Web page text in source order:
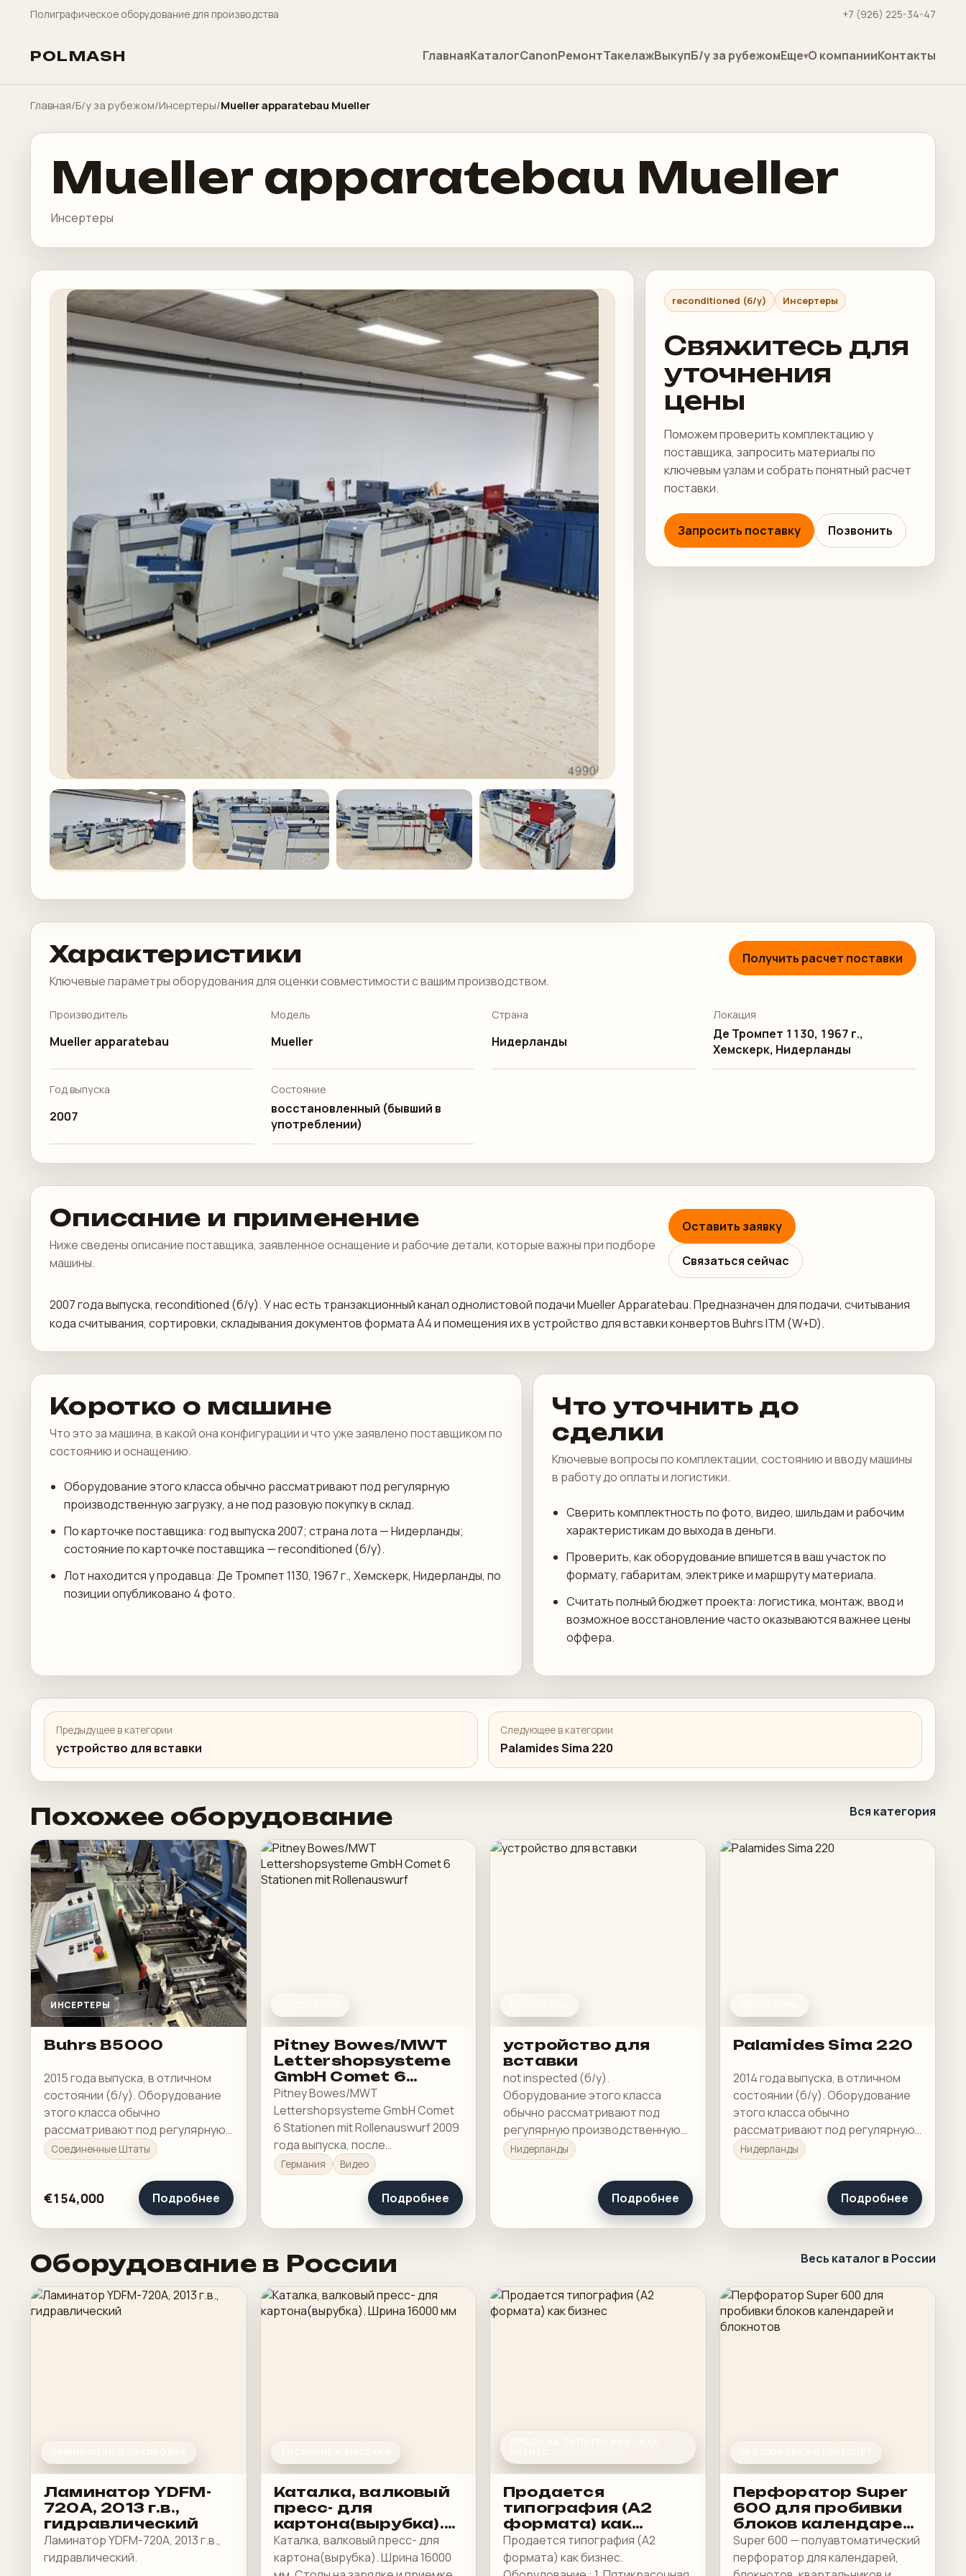
Полиграфическое оборудование для производства +7 (926) 225-34-47
POLMASH ГлавнаяКаталогCanonРемонтТакелажВыкупБ/у за рубежомЕще О компанииКонтакты
Главная/Б/у за рубежом/Инсертеры/Mueller apparatebau Mueller
Mueller apparatebau Mueller
Инсертеры
reconditioned (б/у) Инсертеры
Свяжитесь для
уточнения
цены
Поможем проверить комплектацию у
поставщика, запросить материалы по
ключевым узлам и собрать понятный расчет
поставки.
Запросить поставку Позвонить
Характеристики
Ключевые параметры оборудования для оценки совместимости с вашим производством.
Получить расчет поставки
Производитель
Mueller apparatebau
Модель
Mueller
Страна
Нидерланды
Локация
Де Тромпет 1130, 1967 г.,
Хемскерк, Нидерланды
Год выпуска
2007
Состояние
восстановленный (бывший в
употреблении)
Описание и применение
Ниже сведены описание поставщика, заявленное оснащение и рабочие детали, которые важны при подборе
машины.
Оставить заявку
Связаться сейчас
2007 года выпуска, reconditioned (б/у). У нас есть транзакционный канал однолистовой подачи Mueller Apparatebau. Предназначен для подачи, считывания
кода считывания, сортировки, складывания документов формата A4 и помещения их в устройство для вставки конвертов Buhrs ITM (W+D).
Коротко о машине
Что это за машина, в какой она конфигурации и что уже заявлено поставщиком по
состоянию и оснащению.
Оборудование этого класса обычно рассматривают под регулярную
производственную загрузку, а не под разовую покупку в склад.
По карточке поставщика: год выпуска 2007; страна лота — Нидерланды;
состояние по карточке поставщика — reconditioned (б/у).
Лот находится у продавца: Де Тромпет 1130, 1967 г., Хемскерк, Нидерланды, по
позиции опубликовано 4 фото.
Что уточнить до
сделки
Ключевые вопросы по комплектации, состоянию и вводу машины
в работу до оплаты и логистики.
Сверить комплектность по фото, видео, шильдам и рабочим
характеристикам до выхода в деньги.
Проверить, как оборудование впишется в ваш участок по
формату, габаритам, электрике и маршруту материала.
Считать полный бюджет проекта: логистика, монтаж, ввод и
возможное восстановление часто оказываются важнее цены
оффера.
Предыдущее в категории
устройство для вставки
Следующее в категории
Palamides Sima 220
Похожее оборудование Вся категория
ИНСЕРТЕРЫ
Buhrs B5000
2015 года выпуска, в отличном
состоянии (б/у). Оборудование
этого класса обычно
рассматривают под регулярную
производственную загрузку, а не
под разовую покупку в склад.
Соединенные Штаты
€154,000 Подробнее
Pitney Bowes/MWT
Lettershopsysteme
GmbH Comet 6
Stationen mit
Rollenauswurf
Pitney Bowes/MWT
Lettershopsysteme GmbH Comet
6 Stationen mit Rollenauswurf 2009
года выпуска, после
восстановления (б/у).
Германия Видео
Подробнее
устройство для
вставки
not inspected (б/у).
Оборудование этого класса
обычно рассматривают под
регулярную производственную
загрузку, а не под разовую
покупку в склад.
Нидерланды
Подробнее
Palamides Sima 220
2014 года выпуска, в отличном
состоянии (б/у). Оборудование
этого класса обычно
рассматривают под регулярную
производственную загрузку, а не
под разовую покупку в склад.
Нидерланды
Подробнее
Оборудование в России Весь каталог в России
Ламинатор YDFM-
720А, 2013 г.в.,
гидравлический
Ламинатор YDFM-720А, 2013 г.в.,
гидравлический.
Каталка, валковый
пресс- для
картона(вырубка).
Шрина 16000 мм
Каталка, валковый пресс- для
картона(вырубка). Шрина 16000
Продается
типография (А2
формата) как
бизнес
Продается типография (А2
формата) как бизнес.
Перфоратор Super
600 для пробивки
блоков календарей
и блокнотов
Super 600 — полуавтоматический
перфоратор для календарей,